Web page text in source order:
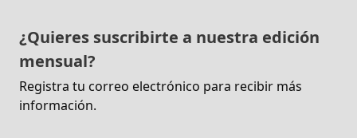
¿Quieres suscribirte a nuestra edición
mensual?
Registra tu correo electrónico para recibir más
información.